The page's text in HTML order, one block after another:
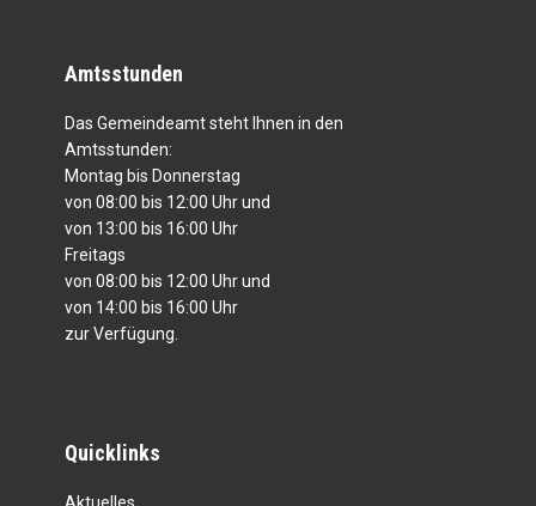
Amtsstunden
Das Gemeindeamt steht Ihnen in den
Amtsstunden:
Montag bis Donnerstag
von 08:00 bis 12:00 Uhr und
von 13:00 bis 16:00 Uhr
Freitags
von 08:00 bis 12:00 Uhr und
von 14:00 bis 16:00 Uhr
zur Verfügung.
Quicklinks